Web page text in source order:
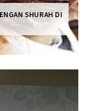
SHURAH DI